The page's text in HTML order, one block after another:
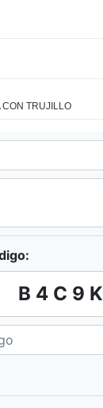
B4C9K